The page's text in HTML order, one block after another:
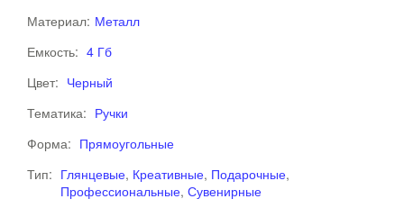
Материал: Металл
Емкость: 4 Гб
Цвет: Черный
Тематика: Ручки
Форма: Прямоугольные
Тип: Глянцевые, Креативные, Подарочные,
Профессиональные, Сувенирные